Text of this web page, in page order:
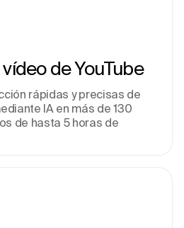
de YouTube
rápidas y precisas de
IA en más de 130
de hasta 5 horas de